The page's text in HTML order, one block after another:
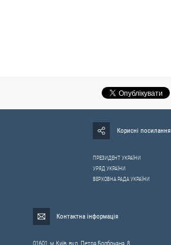
Корисні посилання
ПРЕЗИДЕНТ УКРАЇНИ
УРЯД УКРАЇНИ
ВЕРХОВНА РАДА УКРАЇНИ
Контактна інформація
01601, м.Київ, вул. Петра Болбочана, 8